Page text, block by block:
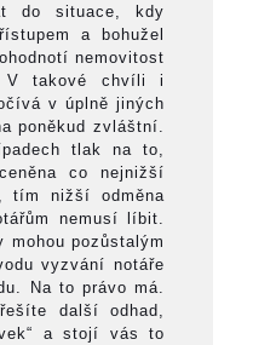
do situace, kdy
a bohužel
nemovitost
V takové chvíli i
v úplně jiných
poněkud zvláštní.
tlak na to,
co nejnižší
tím nižší odměna
nemusí líbit.
mohou pozůstalým
vyzvání notáře
Na to právo má.
další odhad,
a stojí vás to